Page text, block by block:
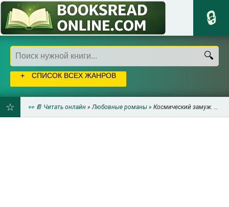
СПИСОК ВСЕХ ЖАНРОВ
👀 📔 Читать онлайн »Любовные романы » Космический замуж. Попала – распишись! (СИ) - Дружинина Дина